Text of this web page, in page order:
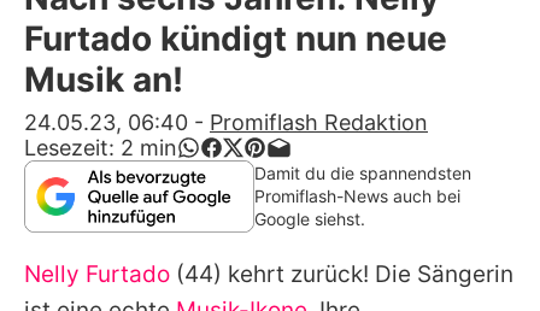
Alle Themen auf Promiflash
Jobs
App runterladen
Team
Redaktionelle Richtlinien
Impressum
Furtado kündigt nun neue
Musik an!
24.05.23, 06:40 - Promiflash Redaktion
Lesezeit: 2 min
Damit du die spannendsten
Promiflash-News auch bei
Google siehst.
Nelly Furtado (44) kehrt zurück! Die Sängerin